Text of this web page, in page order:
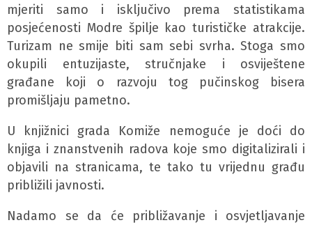
mjeriti samo i isključivo prema statistikama
posjećenosti Modre špilje kao turističke atrakcije.
Turizam ne smije biti sam sebi svrha. Stoga smo
okupili entuzijaste, stručnjake i osviještene
građane koji o razvoju tog pučinskog bisera
promišljaju pametno.
U knjižnici grada Komiže nemoguće je doći do
knjiga i znanstvenih radova koje smo digitalizirali i
objavili na stranicama, te tako tu vrijednu građu
približili javnosti.
Nadamo se da će približavanje i osvjetljavanje